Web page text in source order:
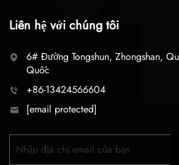
Liên hệ với chúng tôi
6# Đường Tongshun, Zhongshan,
Quốc
+86-13424566604
[email protected]